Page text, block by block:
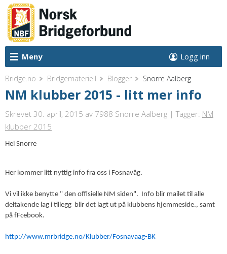
Meny Logg inn
Bridge.no Bridgemateriell Blogger Snorre Aalberg
NM klubber 2015 - litt mer info
Skrevet 30. april, 2015 av 7988 Snorre Aalberg | Tagger: NM
klubber 2015
Hei Snorre
Her kommer litt nyttig info fra oss i Fosnavåg.
Vi vil ikke benytte " den offisielle NM siden". Info blir mailet til alle
deltakende lag i tillegg blir det lagt ut på klubbens hjemmeside., samt
på fFcebook.
http://www.mrbridge.no/Klubber/Fosnavaag-BK